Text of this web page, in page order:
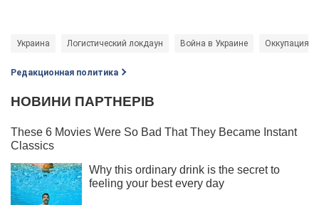
Украина Логистический локдаун Война в Украине Оккупация
Редакционная политика